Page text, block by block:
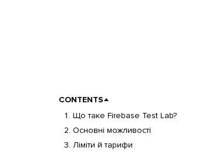
CONTENTS
Що таке Firebase Test Lab?
Основні можливості
Ліміти й тарифи